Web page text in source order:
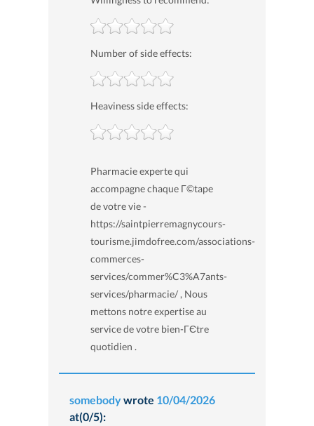
Number of side effects:
Heaviness side effects:
Pharmacie experte qui
accompagne chaque Г©tape
de votre vie -
https://saintpierremagnycours-
tourisme.jimdofree.com/associations-
commerces-
services/commer%C3%A7ants-
services/pharmacie/ , Nous
mettons notre expertise au
service de votre bien-ГЄtre
quotidien .
somebodywrote 10/04/2026
at(0/5):